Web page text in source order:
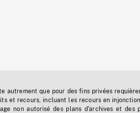
autrement que pour des fins privées
et recours, incluant les recours en
non autorisé des plans d'archives et des